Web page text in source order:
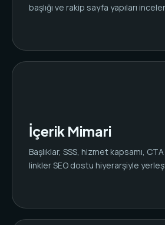
başlığı ve rakip sayfa yapıları
İçerik Mimari
Başlıklar, SSS, hizmet kapsamı,
linkler SEO dostu hiyerarşiyle